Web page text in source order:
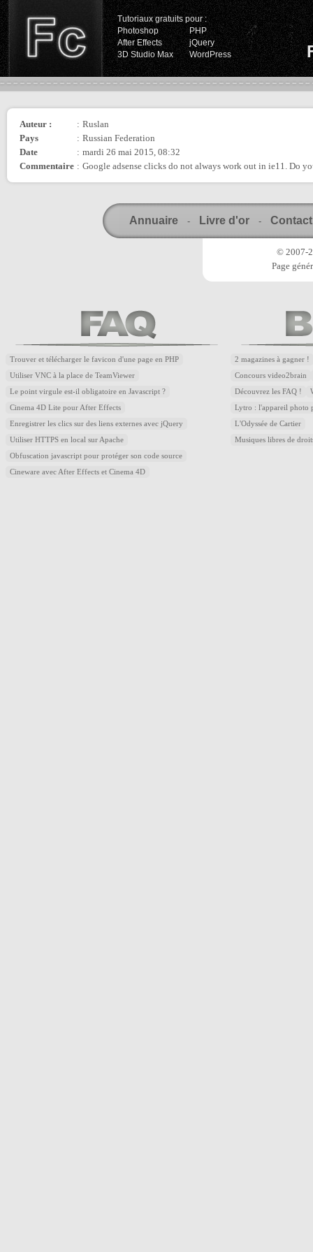
Tutoriaux gratuits pour :
Photoshop
PHP
After Effects
jQuery
3D Studio Max
WordPress
Auteur : : Ruslan
Pays
: Russian Federation
Date
: mardi 26 mai 2015, 08:32
Commentaire : Google adsense clicks do not always work out in ie11. Do
Annuaire - Livre d'or - Contact
© 2007-
Page
Trouver et télécharger le favicon d'une page en PHP
Utiliser VNC à la place de TeamViewer
Le point virgule est-il obligatoire en Javascript ?
Cinema 4D Lite pour After Effects
Enregistrer les clics sur des liens externes avec jQuery
Utiliser HTTPS en local sur Apache
Obfuscation javascript pour protéger son code source
Cineware avec After Effects et Cinema 4D
2 magazines à gagner !
Concours video2brain
Découvrez les FAQ !
Lytro : l'appareil photo
L'Odyssée de Cartier
Musiques libres de